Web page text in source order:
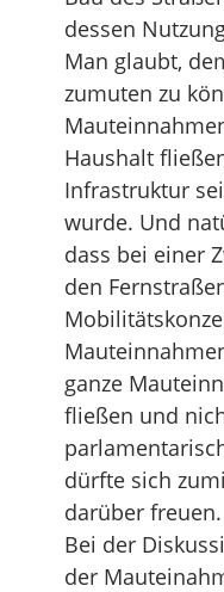
dessen
Man glaubt,
zumuten zu
Haushalt
Infrastruktur
wurde. Und
dass bei einer
den
ganze
fließen und
dürfte sich
darüber freuen.
Bei der
der